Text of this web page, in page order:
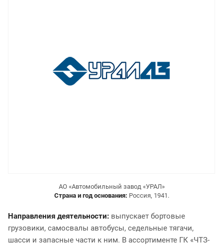
АО «Автомобильный завод «УРАЛ»
Страна и год основания: Россия, 1941.
Направления деятельности: выпускает бортовые
грузовики, самосвалы автобусы, седельные тягачи,
шасси и запасные части к ним. В ассортименте ГК «ЧТЗ-